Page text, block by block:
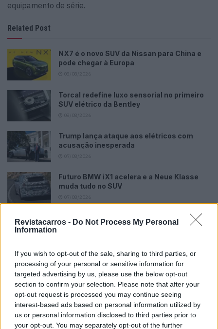
Revistacarros - Do Not Process My Personal
Information
If you wish to opt-out of the sale, sharing to third parties, or
processing of your personal or sensitive information for
targeted advertising by us, please use the below opt-out
section to confirm your selection. Please note that after your
opt-out request is processed you may continue seeing
interest-based ads based on personal information utilized by
us or personal information disclosed to third parties prior to
your opt-out. You may separately opt-out of the further
equipamento de série.
Related Post
NX7 é o novo SUV da Nissan para China e
pode chegar à Europa
Torcal redefine luxo sensorial no primeiro
SUV elétrico da Bentley
Trump lança ataque aos elétricos com
acusação inesperada
Futuro BMW iX1 acelera e a Neue Klasse
muda tudo no SUV
O motor AMG 2.0 litros turbo de quatro cilindros no AMG
GT 43 Coupé atinge a sua potência máxima de 310 kW
(421 CV) às 6750 rpm. O binário máximo de 500 Nm está
disponível entre as 3250 e as 5000 rpm. Em função da
situação, o sistema também garante durante um curto
período uma potência suplementar de 10 kW (14 CV)